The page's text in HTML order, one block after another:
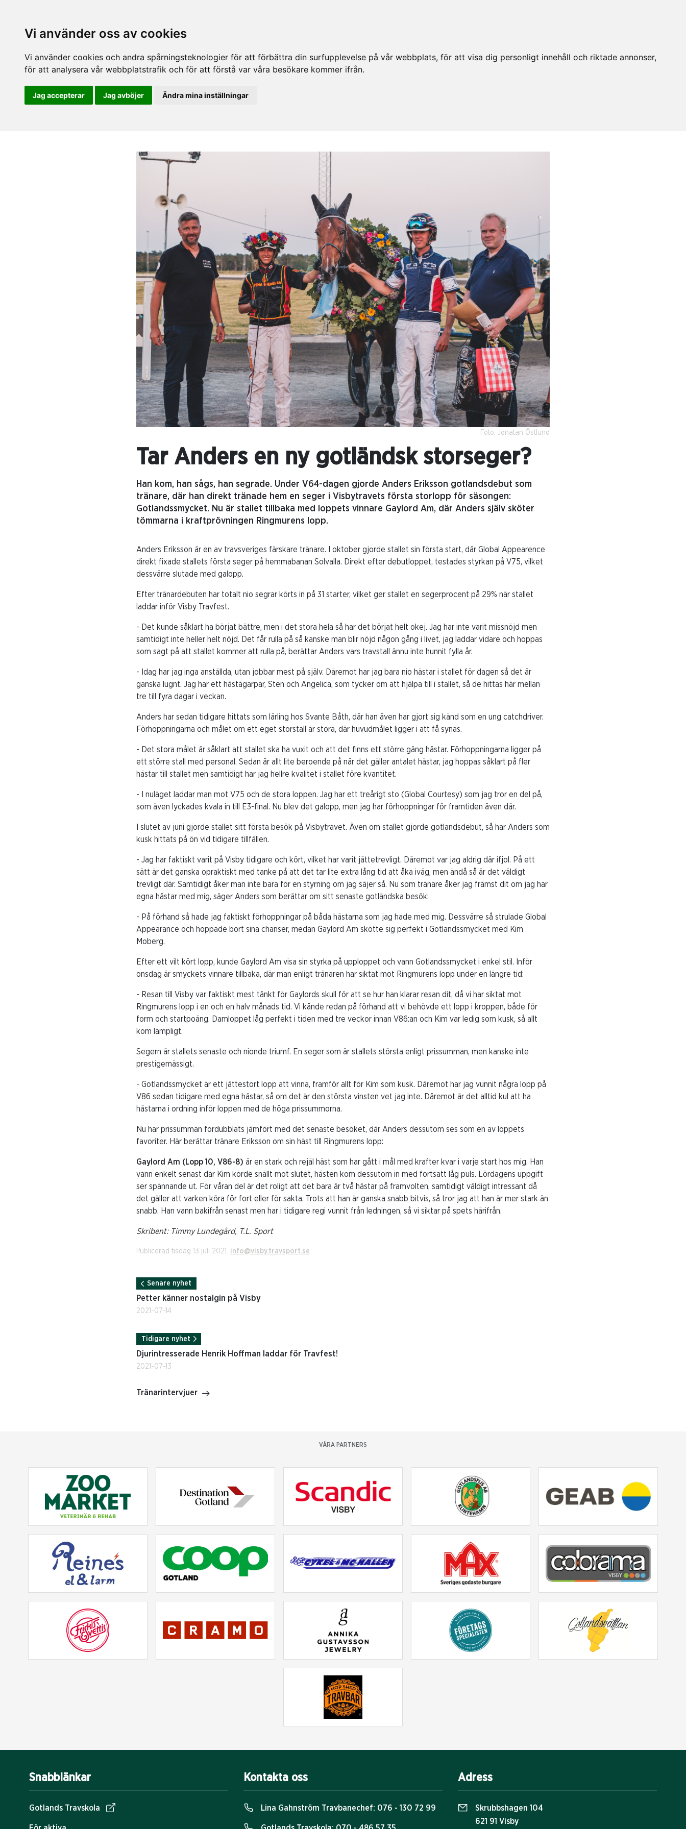
Vi använder oss av cookies
Vi använder cookies och andra spårningsteknologier för att förbättra din surfupplevelse på vår webbplats, för att visa dig personligt innehåll och riktade annonser,
för att analysera vår webbplatstrafik och för att förstå var våra besökare kommer ifrån.
Jag accepterar Jag avböjer Ändra mina inställningar
Foto: Jonatan Östlund
Tar Anders en ny gotländsk storseger?
Han kom, han sågs, han segrade. Under V64-dagen gjorde Anders Eriksson gotlandsdebut som
tränare, där han direkt tränade hem en seger i Visbytravets första storlopp för säsongen:
Gotlandssmycket. Nu är stallet tillbaka med loppets vinnare Gaylord Am, där Anders själv sköter
tömmarna i kraftprövningen Ringmurens lopp.
Anders Eriksson är en av travsveriges färskare tränare. I oktober gjorde stallet sin första start, där Global Appearence
direkt fixade stallets första seger på hemmabanan Solvalla. Direkt efter debutloppet, testades styrkan på V75, vilket
dessvärre slutade med galopp.
Efter tränardebuten har totalt nio segrar körts in på 31 starter, vilket ger stallet en segerprocent på 29% när stallet
laddar inför Visby Travfest.
- Det kunde såklart ha börjat bättre, men i det stora hela så har det börjat helt okej. Jag har inte varit missnöjd men
samtidigt inte heller helt nöjd. Det får rulla på så kanske man blir nöjd någon gång i livet, jag laddar vidare och hoppas
som sagt på att stallet kommer att rulla på, berättar Anders vars travstall ännu inte hunnit fylla år.
- Idag har jag inga anställda, utan jobbar mest på själv. Däremot har jag bara nio hästar i stallet för dagen så det är
ganska lugnt. Jag har ett hästägarpar, Sten och Angelica, som tycker om att hjälpa till i stallet, så de hittas här mellan
tre till fyra dagar i veckan.
Anders har sedan tidigare hittats som lärling hos Svante Båth, där han även har gjort sig känd som en ung catchdriver.
Förhoppningarna och målet om ett eget storstall är stora, där huvudmålet ligger i att få synas.
- Det stora målet är såklart att stallet ska ha vuxit och att det finns ett större gäng hästar. Förhoppningarna ligger på
ett större stall med personal. Sedan är allt lite beroende på när det gäller antalet hästar, jag hoppas såklart på fler
hästar till stallet men samtidigt har jag hellre kvalitet i stallet före kvantitet.
- I nuläget laddar man mot V75 och de stora loppen. Jag har ett treårigt sto (Global Courtesy) som jag tror en del på,
som även lyckades kvala in till E3-final. Nu blev det galopp, men jag har förhoppningar för framtiden även där.
I slutet av juni gjorde stallet sitt första besök på Visbytravet. Även om stallet gjorde gotlandsdebut, så har Anders som
kusk hittats på ön vid tidigare tillfällen.
- Jag har faktiskt varit på Visby tidigare och kört, vilket har varit jättetrevligt. Däremot var jag aldrig där ifjol. På ett
sätt är det ganska opraktiskt med tanke på att det tar lite extra lång tid att åka iväg, men ändå så är det väldigt
trevligt där. Samtidigt åker man inte bara för en styrning om jag säjer så. Nu som tränare åker jag främst dit om jag har
egna hästar med mig, säger Anders som berättar om sitt senaste gotländska besök:
- På förhand så hade jag faktiskt förhoppningar på båda hästarna som jag hade med mig. Dessvärre så strulade Global
Appearance och hoppade bort sina chanser, medan Gaylord Am skötte sig perfekt i Gotlandssmycket med Kim
Moberg.
Efter ett vilt kört lopp, kunde Gaylord Am visa sin styrka på upploppet och vann Gotlandssmycket i enkel stil. Inför
onsdag är smyckets vinnare tillbaka, där man enligt tränaren har siktat mot Ringmurens lopp under en längre tid:
- Resan till Visby var faktiskt mest tänkt för Gaylords skull för att se hur han klarar resan dit, då vi har siktat mot
Ringmurens lopp i en och en halv månads tid. Vi kände redan på förhand att vi behövde ett lopp i kroppen, både för
form och startpoäng. Damloppet låg perfekt i tiden med tre veckor innan V86:an och Kim var ledig som kusk, så allt
kom lämpligt.
Segern är stallets senaste och nionde triumf. En seger som är stallets största enligt prissumman, men kanske inte
prestigemässigt.
- Gotlandssmycket är ett jättestort lopp att vinna, framför allt för Kim som kusk. Däremot har jag vunnit några lopp på
V86 sedan tidigare med egna hästar, så om det är den största vinsten vet jag inte. Däremot är det alltid kul att ha
hästarna i ordning inför loppen med de höga prissummorna.
Nu har prissumman fördubblats jämfört med det senaste besöket, där Anders dessutom ses som en av loppets
favoriter. Här berättar tränare Eriksson om sin häst till Ringmurens lopp:
Gaylord Am (Lopp 10, V86-8) är en stark och rejäl häst som har gått i mål med krafter kvar i varje start hos mig. Han
vann enkelt senast där Kim körde snällt mot slutet, hästen kom dessutom in med fortsatt låg puls. Lördagens uppgift
ser spännande ut. För våran del är det roligt att det bara är två hästar på framvolten, samtidigt väldigt intressant då
det gäller att varken köra för fort eller för sakta. Trots att han är ganska snabb bitvis, så tror jag att han är mer stark än
snabb. Han vann bakifrån senast men har i tidigare regi vunnit från ledningen, så vi siktar på spets härifrån.
Skribent: Timmy Lundegård, T.L. Sport
Publicerad tisdag 13 juli 2021. info@visby.travsport.se
Senare nyhet
Petter känner nostalgin på Visby
2021-07-14
Tidigare nyhet
Djurintresserade Henrik Hoffman laddar för Travfest!
2021-07-13
Tränarintervjuer
VÅRA PARTNERS
Snabblänkar
Gotlands Travskola
Kontakta oss
Lina Gahnström Travbanechef: 076 - 130 72 99
Adress
Skrubbshagen 104
621 91 Visby